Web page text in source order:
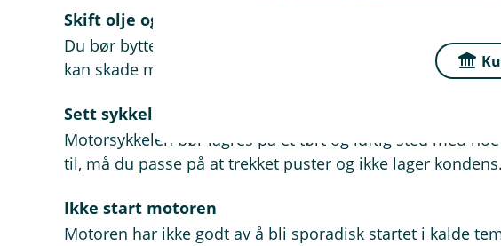
Skift olje og se over sykkelen
Du bør bytte motoroljen og gjerne også oljefilteret på
kan skade motoren. Følg produsentens anbefalinger når
Sett sykkelen i et tørt og varmt lokale
Motorsykkelen bør lagres på et tørt og luftig sted med
til, må du passe på at trekket puster og ikke lager kondens.
Ikke start motoren
Motoren har ikke godt av å bli sporadisk startet i kalde